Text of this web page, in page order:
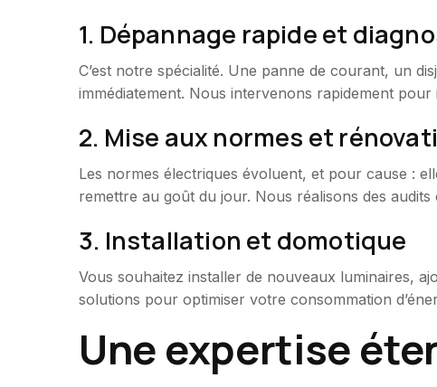
1. Dépannage rapide et
C’est notre spécialité. Une panne de courant, un
immédiatement. Nous intervenons rapidement
2. Mise aux normes et
Les normes électriques évoluent, et pour cause :
remettre au goût du jour. Nous réalisons des
3. Installation et domotique
Vous souhaitez installer de nouveaux luminaires,
solutions pour optimiser votre consommation
Une expertise